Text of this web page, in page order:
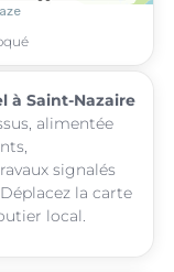
à Saint-Nazaire
alimentée
signalés
la carte
local.